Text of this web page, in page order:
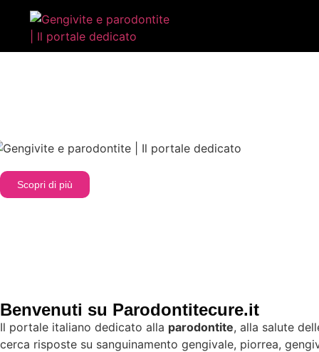
Scopri di più
Benvenuti su Parodontitecure.it
Il portale italiano dedicato alla parodontite, alla salute
cerca risposte su sanguinamento gengivale, piorrea,